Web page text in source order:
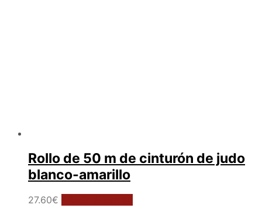
Rollo de 50 m de cinturón de judo
blanco-amarillo
27.60€